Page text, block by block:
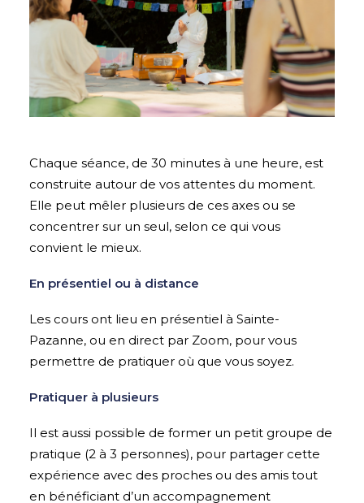
Chaque séance, de 30 minutes à une heure, est
construite autour de vos attentes du moment.
Elle peut mêler plusieurs de ces axes ou se
concentrer sur un seul, selon ce qui vous
convient le mieux.
En présentiel ou à distance
Les cours ont lieu en présentiel à Sainte-
Pazanne, ou en direct par Zoom, pour vous
permettre de pratiquer où que vous soyez.
Pratiquer à plusieurs
Il est aussi possible de former un petit groupe de
pratique (2 à 3 personnes), pour partager cette
expérience avec des proches ou des amis tout
en bénéficiant d’un accompagnement